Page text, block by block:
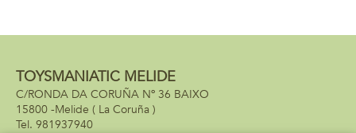
TOYSMANIATIC MELIDE
C/RONDA DA CORUÑA Nº 36 BAIXO
15800 -Melide ( La Coruña )
981937940